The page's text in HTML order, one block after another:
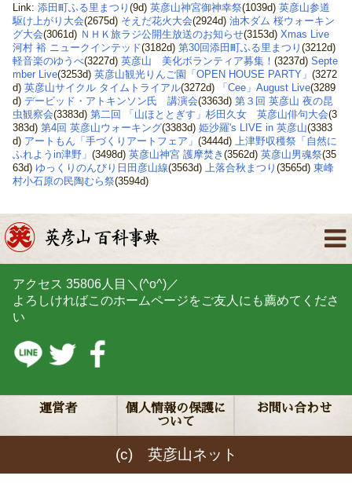
Link: 添田町ふる里まつり (9d) 英彦山神宮御神幸祭(1039d) 英彦山参道
駆け上がり大会(2675d) そえだ花火大会(2924d) 油木ダム 桜ウォーキン
グ大会(3061d) ＮＨＫ旅ラジ公開生放送のお知らせ(3153d) Xmas Live
河村 裕 ニュークインテッド(3182d) 第30回添田町ふる里まつり (3212d)
軽音楽のゆうべ(3227d) 英彦山 美化ボランティア募集！ (3237d) Septe
mber Live(3253d) 英彦山観光りんご園「OPEN HOUSE PARTY」 (3272
d) 英彦山サイクル タイムトライアル(3272d) 「Cee」August Live(3289
d) デービッド・アトキンソン氏 講演会(3363d) 第３回 英彦山 夜の昆
虫観察会(3383d) 第二回 「山ほととぎす」杉田久女 英彦山俳句大会(3
383d) 第4回 英彦山ウォーキング(3383d) 姫沙羅's LIVE in 英彦山(3383
d) アートもん「手づくりアートフェア」 (3444d)
上津野収穫祭「自然に
ふれようin津野」 (3498d) 英彦山神宮 護摩焚き (3562d) 英彦山男魂祭(35
63d) ゆっくりのんびり日田彦山線(3563d) 上落合秋まつり (3565d) 東峰
村小石原の民陶むら祭(3594d)
アクセス 35806 人目＼(^o^)／
よろしければこのホームページをご友人にも薦めてくださ
い
運営者
個人情報の保護に
ついて
お問い合わせ
(c) 英彦山ネット